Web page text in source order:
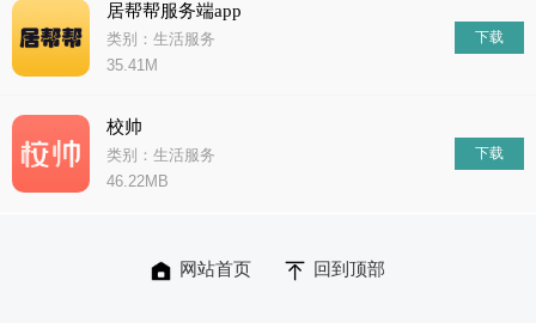
居帮帮服务端app
类别：生活服务
35.41M
下载
校帅
类别：生活服务
46.22MB
下载
网站首页 回到顶部